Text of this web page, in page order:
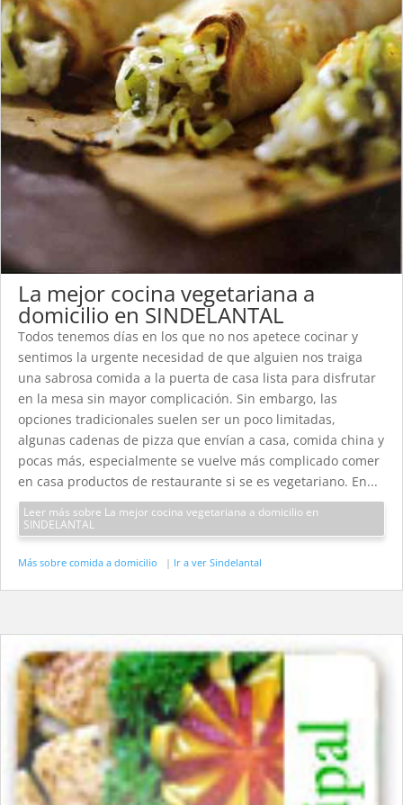
La mejor cocina vegetariana a
domicilio en SINDELANTAL
Todos tenemos días en los que no nos apetece cocinar y
sentimos la urgente necesidad de que alguien nos traiga
una sabrosa comida a la puerta de casa lista para disfrutar
en la mesa sin mayor complicación. Sin embargo, las
opciones tradicionales suelen ser un poco limitadas,
algunas cadenas de pizza que envían a casa, comida china y
pocas más, especialmente se vuelve más complicado comer
en casa productos de restaurante si se es vegetariano. En...
Leer más sobre La mejor cocina vegetariana a domicilio en
SINDELANTAL
Más sobre comida a domicilio | Ir a ver Sindelantal